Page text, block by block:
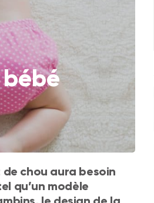
bébé
chou aura besoin
qu’un modèle